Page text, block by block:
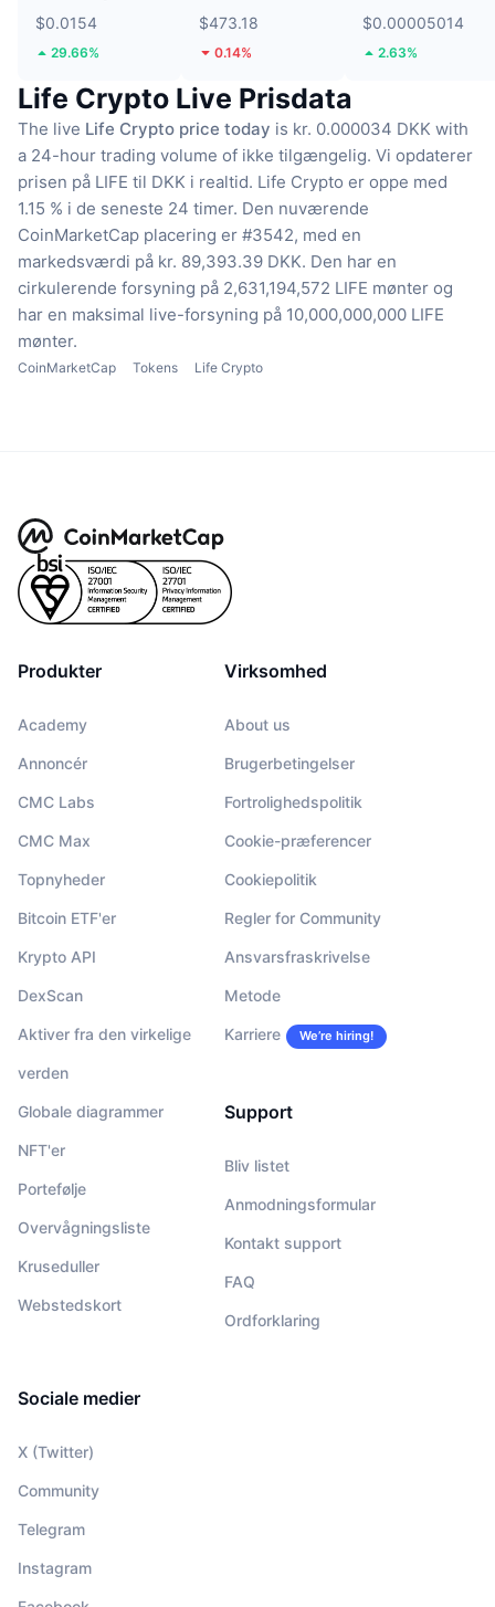
$0.0154
29.66%
$473.18
0.14%
$0.00005014
2.63%
Life Crypto Live Prisdata
The live Life Crypto price today is kr. 0.000034 DKK with
a 24-hour trading volume of ikke tilgængelig. Vi opdaterer
prisen på LIFE til DKK i realtid. Life Crypto er oppe med
1.15 % i de seneste 24 timer. Den nuværende
CoinMarketCap placering er #3542, med en
markedsværdi på kr. 89,393.39 DKK. Den har en
cirkulerende forsyning på 2,631,194,572 LIFE mønter og
har en maksimal live-forsyning på 10,000,000,000 LIFE
mønter.
CoinMarketCap Tokens Life Crypto
Produkter
Academy
Annoncér
CMC Labs
CMC Max
Topnyheder
Bitcoin ETF'er
Krypto API
DexScan
Aktiver fra den virkelige
verden
Globale diagrammer
NFT'er
Portefølje
Overvågningsliste
Kruseduller
Webstedskort
Virksomhed
About us
Brugerbetingelser
Fortrolighedspolitik
Cookie-præferencer
Cookiepolitik
Regler for Community
Ansvarsfraskrivelse
Metode
Karriere We’re hiring!
Support
Bliv listet
Anmodningsformular
Kontakt support
FAQ
Ordforklaring
Sociale medier
X (Twitter)
Community
Telegram
Instagram